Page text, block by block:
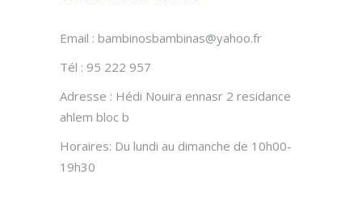
Email : bambinosbambinas@yahoo.fr
Tél : 95 222 957
Adresse : Hédi Nouira ennasr 2 residance
ahlem bloc b
Horaires: Du lundi au dimanche de 10h00-
19h30